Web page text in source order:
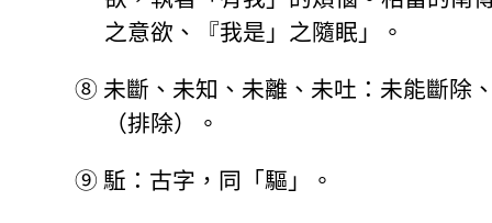
之意欲、『我是」之隨眠」。
⑧ 未斷、未知、未離、未吐：未能斷除
（排除）。
⑨ 駈：古字，同「驅」。